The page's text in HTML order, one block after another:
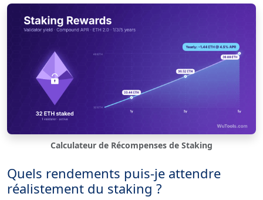
Calculateur de Récompenses de Staking
Quels rendements puis-je attendre
réalistement du staking ?